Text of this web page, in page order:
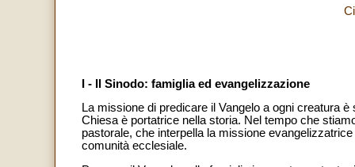
I - Il Sinodo: famiglia ed evangelizzazione
La missione di predicare il Vangelo a ogni creatura
Chiesa è portatrice nella storia. Nel tempo che
pastorale, che interpella la missione
comunità ecclesiale.